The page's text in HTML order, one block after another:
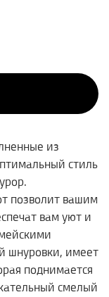
из
стиль
позволит вашим
вам уют и
шнуровки, имеет
поднимается
смелый